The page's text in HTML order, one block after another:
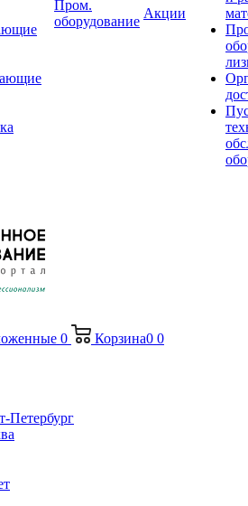
Пром.
оборудование
Акции
0 Корзина0 0
Петербург